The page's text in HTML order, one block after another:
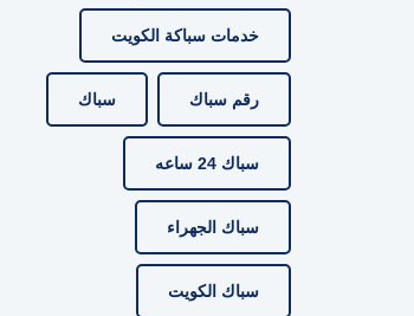
خدمات سباكة الكويت
رقم سباك سباك
سباك 24 ساعه
سباك الجهراء
سباك الكويت